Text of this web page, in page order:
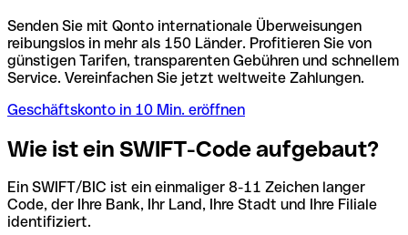
Senden Sie mit Qonto internationale Überweisungen
reibungslos in mehr als 150 Länder. Profitieren Sie von
günstigen Tarifen, transparenten Gebühren und schnellem
Service. Vereinfachen Sie jetzt weltweite Zahlungen.
Geschäftskonto in 10 Min. eröffnen
Wie ist ein SWIFT-Code aufgebaut?
Ein SWIFT/BIC ist ein einmaliger 8-11 Zeichen langer
Code, der Ihre Bank, Ihr Land, Ihre Stadt und Ihre Filiale
identifiziert.